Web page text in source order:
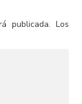
publicada. Los